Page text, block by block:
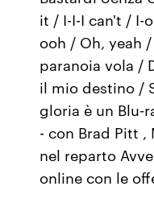
it / I-I-I can't / I-
ooh / Oh, yeah
paranoia vola /
il mio destino /
gloria è un Blu-
- con Brad Pitt ,
nel reparto
online con le